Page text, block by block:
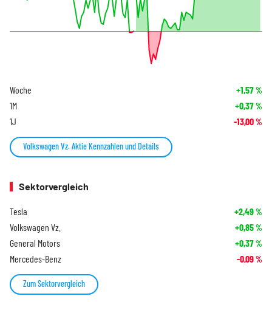
Woche +1,57%
1M +0,37%
1J -13,00%
Volkswagen Vz. Aktie Kennzahlen und Details
Sektorvergleich
Tesla +2,49%
Volkswagen Vz. +0,85%
General Motors +0,37%
Mercedes-Benz -0,09%
Zum Sektorvergleich